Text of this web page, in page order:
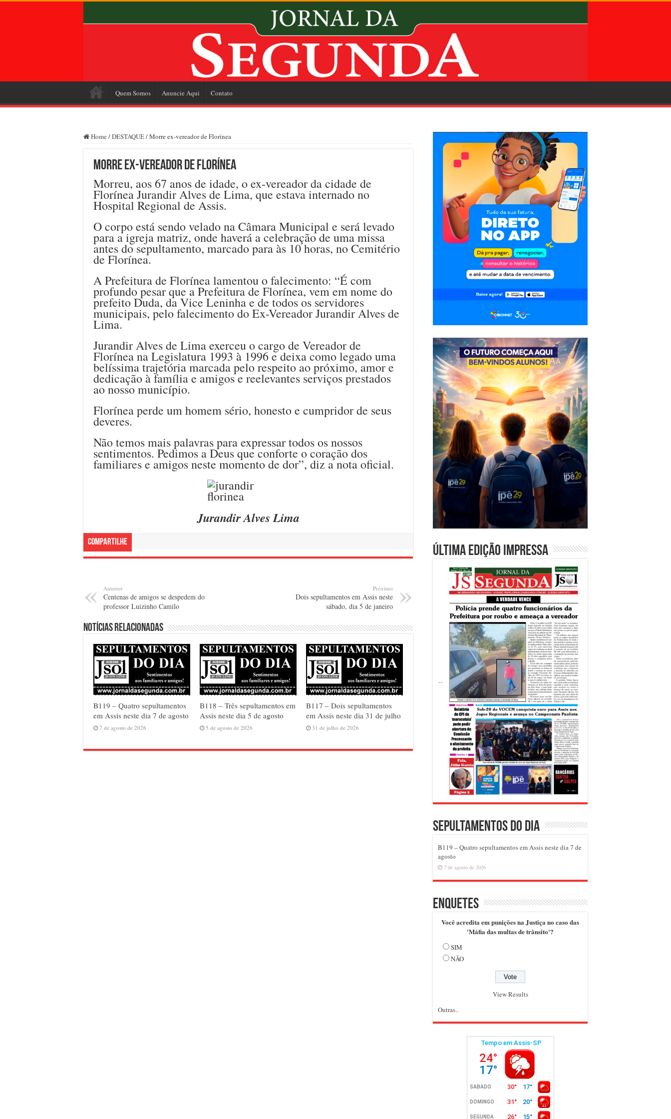
Quem Somos Anuncie Aqui Contato
Home /DESTAQUE/Morre ex-vereador de Florínea
Morre ex-vereador de Florínea
Morreu, aos 67 anos de idade, o ex-vereador da cidade de
Florínea Jurandir Alves de Lima, que estava internado no
Hospital Regional de Assis.
O corpo está sendo velado na Câmara Municipal e será levado
para a igreja matriz, onde haverá a celebração de uma missa
antes do sepultamento, marcado para às 10 horas, no Cemitério
de Florínea.
A Prefeitura de Florínea lamentou o falecimento: “É com
profundo pesar que a Prefeitura de Florínea, vem em nome do
prefeito Duda, da Vice Leninha e de todos os servidores
municipais, pelo falecimento do Ex-Vereador Jurandir Alves de
Lima.
Jurandir Alves de Lima exerceu o cargo de Vereador de
Florínea na Legislatura 1993 à 1996 e deixa como legado uma
belíssima trajetória marcada pelo respeito ao próximo, amor e
dedicação à família e amigos e reelevantes serviços prestados
ao nosso município.
Florínea perde um homem sério, honesto e cumpridor de seus
deveres.
Não temos mais palavras para expressar todos os nossos
sentimentos. Pedimos a Deus que conforte o coração dos
familiares e amigos neste momento de dor”, diz a nota oficial.
Jurandir Alves Lima
Compartilhe
Anterior
Centenas de amigos se despedem do
professor Luizinho Camilo
Próximo
Dois sepultamentos em Assis neste
sábado, dia 5 de janeiro
Notícias relacionadas
B119 – Quatro sepultamentos
em Assis neste dia 7 de agosto
7 de agosto de 2026
B118 – Três sepultamentos em
Assis neste dia 5 de agosto
5 de agosto de 2026
B117 – Dois sepultamentos
em Assis neste dia 31 de julho
31 de julho de 2026
Última edição impressa
Sepultamentos do dia
B119 – Quatro sepultamentos em Assis neste dia 7 de
agosto
7 de agosto de 2026
Enquetes
Você acredita em punições na Justiça no caso das
'Máfia das multas de trânsito'?
SIM
NÃO
View Results
Outras..